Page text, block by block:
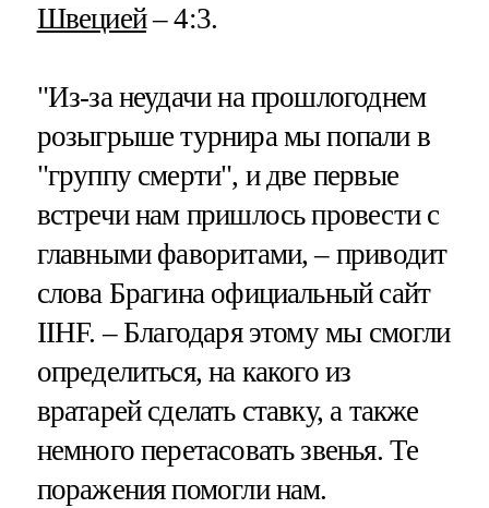
Швецией– 4:3.
"Из-за неудачи на прошлогоднем
розыгрыше турнира мы попали в
"группу смерти", и две первые
встречи нам пришлось провести с
главными фаворитами, – приводит
слова Брагина официальный сайт
IIHF. – Благодаря этому мы смогли
определиться, на какого из
вратарей сделать ставку, а также
немного перетасовать звенья. Те
поражения помогли нам.